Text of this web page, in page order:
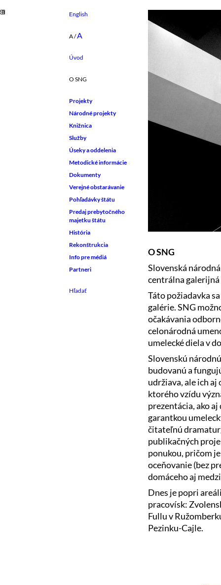
English
A/A
Úvod
O SNG
Projekty
Národné projekty
Knižnica
Služby
Úseky a oddelenia
Metodické informácie
Dokumenty
Verejné obstarávanie
Pohľadávky štátu
Predaj prebytočného
majetku štátu
História
Rekonštrukcia
Info pre médiá
Partneri
O SNG
Slovenská
centrálna
Táto požiadavka
galérie. SNG
očakávania
celonárodná
umelecké diela v
Slovenskú
budovanú a
udržiava, ale ich
ktorého vzídu
prezentácia, ako
garantkou
čitateľnú
publikačných
ponukou, pričom
oceňovanie (bez
domáceho aj
Dnes je popri
pracovísk:
Fullu v
Pezinku-Cajle.